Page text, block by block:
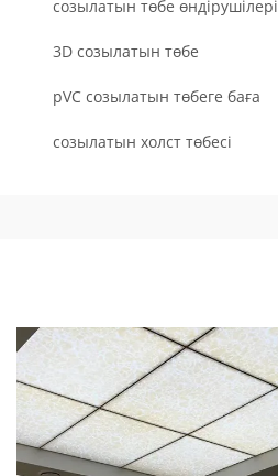
созылатын төбе өндірушілері
3D созылатын төбе
pVC созылатын төбеге баға
созылатын холст төбесі